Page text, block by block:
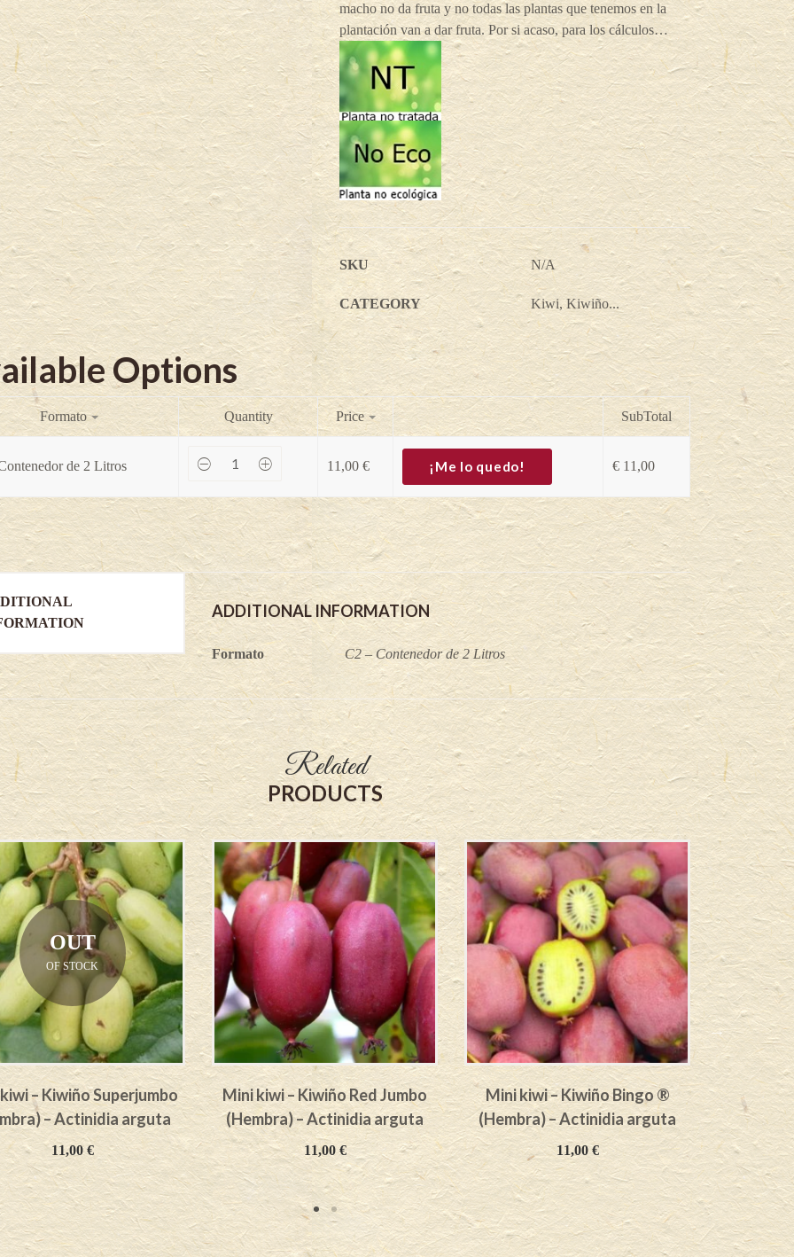
macho no da fruta y no todas las plantas que tenemos en la
plantación van a dar fruta. Por si acaso, para los cálculos…
SKU N/A
CATEGORY Kiwi, Kiwiño...
Options
Formato Quantity Price SubTotal
de 2 Litros
Mini
kiwi
Kiwiño
macho
Weiki
Actinidia
arguta
quantity
11,00 € ¡Me lo quedo! € 11,00
ADDITIONAL INFORMATION
Formato C2 – Contenedor de 2 Litros
Related
PRODUCTS
OUT
OF STOCK
– Kiwiño Superjumbo
– Actinidia arguta
11,00€
Mini kiwi – Kiwiño Red Jumbo
(Hembra) – Actinidia arguta
11,00 €
Mini kiwi – Kiwiño Bingo ®
(Hembra) – Actinidia arguta
11,00€
Mini
Milano